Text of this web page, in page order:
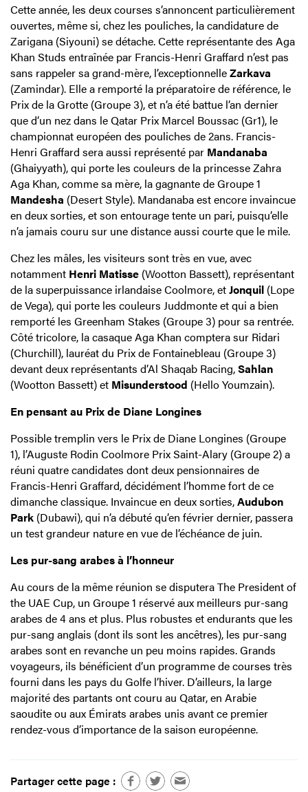
Cette année, les deux courses s’annoncent particulièrement
ouvertes, même si, chez les pouliches, la candidature de
Zarigana (Siyouni) se détache. Cette représentante des Aga
Khan Studs entraînée par Francis-Henri Graffard n’est pas
sans rappeler sa grand-mère, l’exceptionnelleZarkava
(Zamindar). Elle a remporté la préparatoire de référence, le
Prix de la Grotte (Groupe 3), et n’a été battue l’an dernier
que d’un nez dans le Qatar Prix Marcel Boussac (Gr1), le
championnat européen des pouliches de 2ans. Francis-
Henri Graffard sera aussi représenté par Mandanaba
(Ghaiyyath), qui porte les couleurs de la princesse Zahra
Aga Khan, comme sa mère, la gagnante de Groupe 1
Mandesha (Desert Style). Mandanaba est encore invaincue
en deux sorties, et son entourage tente un pari, puisqu’elle
n’a jamais couru sur une distance aussi courte que le mile.
Chez les mâles, les visiteurs sont très en vue, avec
notamment Henri Matisse (Wootton Bassett), représentant
de la superpuissance irlandaise Coolmore, etJonquil (Lope
de Vega), qui porte les couleurs Juddmonte et qui a bien
remporté les Greenham Stakes (Groupe 3) pour sa rentrée.
Côté tricolore, la casaque Aga Khan comptera sur Ridari
(Churchill), lauréat du Prix de Fontainebleau (Groupe 3)
devant deux représentants d’Al Shaqab Racing,Sahlan
(Wootton Bassett) et Misunderstood (Hello Youmzain).
En pensant au Prix de Diane Longines
Possible tremplin vers le Prix de Diane Longines (Groupe
1), l’Auguste Rodin Coolmore Prix Saint-Alary (Groupe 2) a
réuni quatre candidates dont deux pensionnaires de
Francis-Henri Graffard, décidément l’homme fort de ce
dimanche classique. Invaincue en deux sorties,Audubon
Park (Dubawi), qui n’a débuté qu’en février dernier, passera
un test grandeur nature en vue de l’échéance de juin.
Les pur-sang arabes à l’honneur
Au cours de la même réunion se disputera The President of
the UAE Cup, un Groupe 1 réservé aux meilleurs pur-sang
arabes de 4 ans et plus. Plus robustes et endurants que les
pur-sang anglais (dont ils sont les ancêtres), les pur-sang
arabes sont en revanche un peu moins rapides. Grands
voyageurs, ils bénéficient d’un programme de courses très
fourni dans les pays du Golfe l’hiver. D’ailleurs, la large
majorité des partants ont couru au Qatar, en Arabie
saoudite ou aux Émirats arabes unis avant ce premier
rendez-vous d’importance de la saison européenne.
Partager cette page :